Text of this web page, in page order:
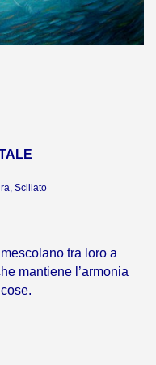
Scillato
tra loro a
mantiene l’armonia